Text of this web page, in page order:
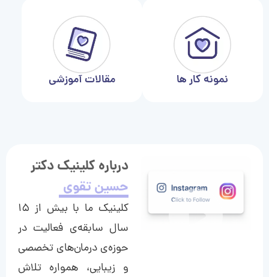
نمونه کار ها مقالات آموزشی
درباره کلینیک دکتر
حسین تقوی
کلینیک ما با بیش از ۱۵
سال سابقه‌ی فعالیت در
حوزه‌ی درمان‌های تخصصی
و زیبایی، همواره تلاش